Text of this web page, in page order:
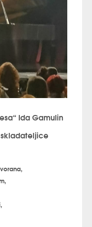
Ida Gamulin
skladateljice